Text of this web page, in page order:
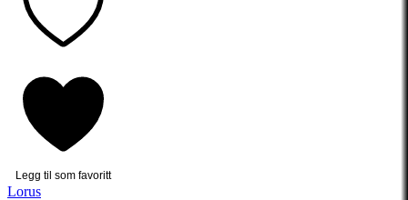
Legg til som favoritt
Lorus